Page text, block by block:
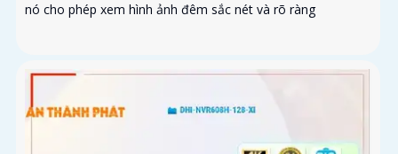
nó cho phép xem hình ảnh đêm sắc nét và rõ ràng